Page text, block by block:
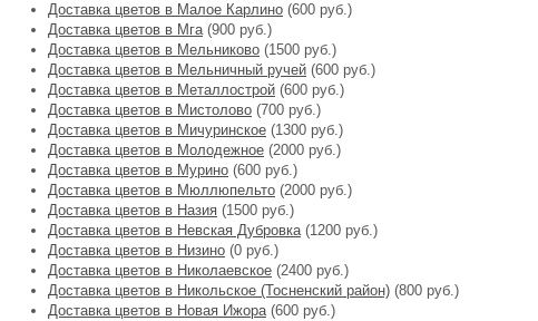
Доставка цветов в Малое Карлино (600 руб.)
Доставка цветов в Мга(900 руб.)
Доставка цветов в Мельниково (1500 руб.)
Доставка цветов в Мельничный ручей (600 руб.)
Доставка цветов в Металлострой (600 руб.)
Доставка цветов в Мистолово (700 руб.)
Доставка цветов в Мичуринское (1300 руб.)
Доставка цветов в Молодежное (2000 руб.)
Доставка цветов в Мурино (600 руб.)
Доставка цветов в Мюллюпельто (2000 руб.)
Доставка цветов в Назия (1500 руб.)
Доставка цветов в Невская Дубровка(1200 руб.)
Доставка цветов в Низино (0 руб.)
Доставка цветов в Николаевское (2400 руб.)
Доставка цветов в Никольское (Тосненский район) (800 руб.)
Доставка цветов в Новая Ижора(600 руб.)